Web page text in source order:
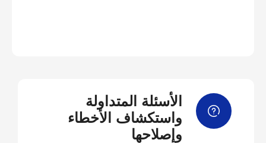
الأسئلة المتداولة
واستكشاف الأخطاء
وإصلاحها